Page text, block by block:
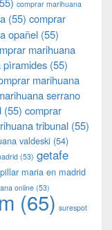
comprar marihuana
(55) comprar
opañel (55)
marihuana
pìramides (55)
marihuana
serrano
(55) comprar
tribunal (55)
valdeski (54)
(53) getafe
pillar maria en madrid
online(53)
(65) surespot